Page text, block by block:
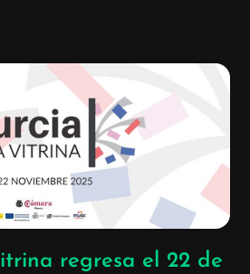
regresa el 22 de